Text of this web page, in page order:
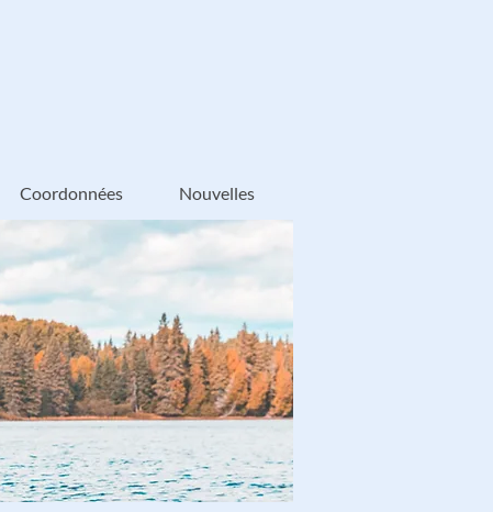
Coordonnées Nouvelles